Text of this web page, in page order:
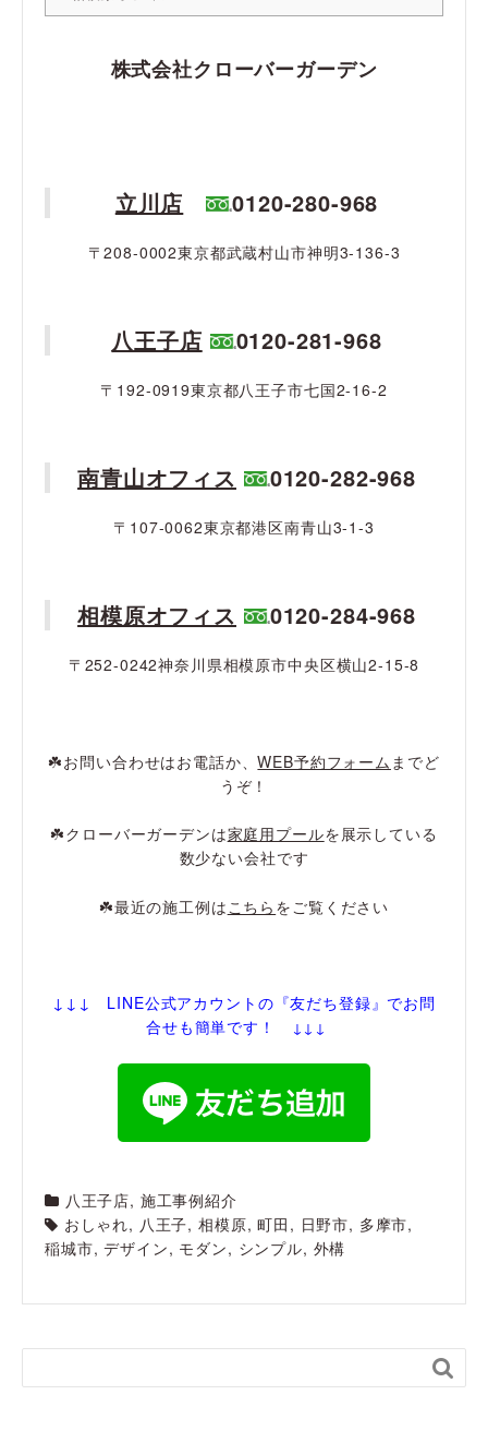
株式会社クローバーガーデン
立川店 0120-280-968
〒208-0002東京都武蔵村山市神明3-136-3
八王子店 0120-281-968
〒192-0919東京都八王子市七国2-16-2
南青山オフィス 0120-282-968
〒107-0062東京都港区南青山3-1-3
相模原オフィス 0120-284-968
〒252-0242神奈川県相模原市中央区横山2-15-8
☘️お問い合わせはお電話か、WEB予約フォーム までど
うぞ！
☘️クローバーガーデンは家庭用プールを展示している
数少ない会社です
☘️最近の施工例は こちら をご覧ください
↓↓↓ LINE公式アカウントの『友だち登録』でお問
合せも簡単です！
↓↓↓
八王子店, 施工事例紹介
おしゃれ, 八王子, 相模原,町田 , 日野市, 多摩市,
稲城市,デザイン, モダン, シンプル, 外構
